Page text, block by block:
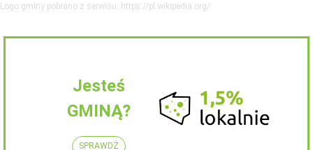
Logo gminy pobrano z serwisu: https://pl.wikipedia.org/
Jesteś
GMINĄ?
SPRAWDŹ